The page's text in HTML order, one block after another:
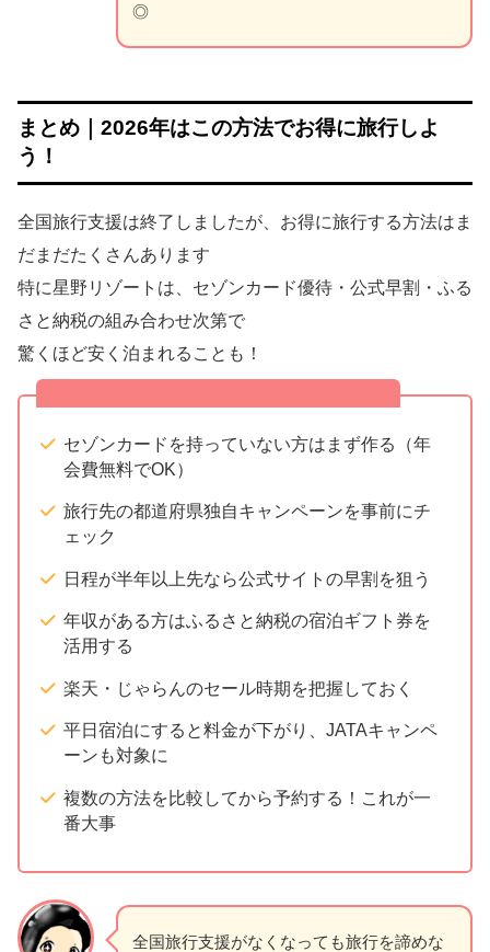
◎
まとめ｜2026年はこの方法でお得に旅行しよ
う！
全国旅行支援は終了しましたが、お得に旅行する方法はま
だまだたくさんあります
特に星野リゾートは、セゾンカード優待・公式早割・ふる
さと納税の組み合わせ次第で
驚くほど安く泊まれることも！
セゾンカードを持っていない方はまず作る（年
会費無料でOK）
旅行先の都道府県独自キャンペーンを事前にチ
ェック
日程が半年以上先なら公式サイトの早割を狙う
年収がある方はふるさと納税の宿泊ギフト券を
活用する
楽天・じゃらんのセール時期を把握しておく
平日宿泊にすると料金が下がり、JATAキャンペ
ーンも対象に
複数の方法を比較してから予約する！これが一
番大事
全国旅行支援がなくなっても旅行を諦めな